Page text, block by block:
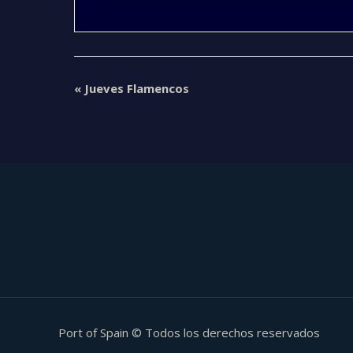
« Jueves Flamencos
Port of Spain © Todos los derechos reservados